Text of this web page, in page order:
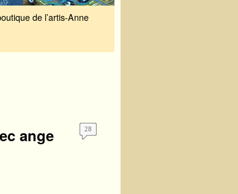
de l’artis-Anne
ange
28